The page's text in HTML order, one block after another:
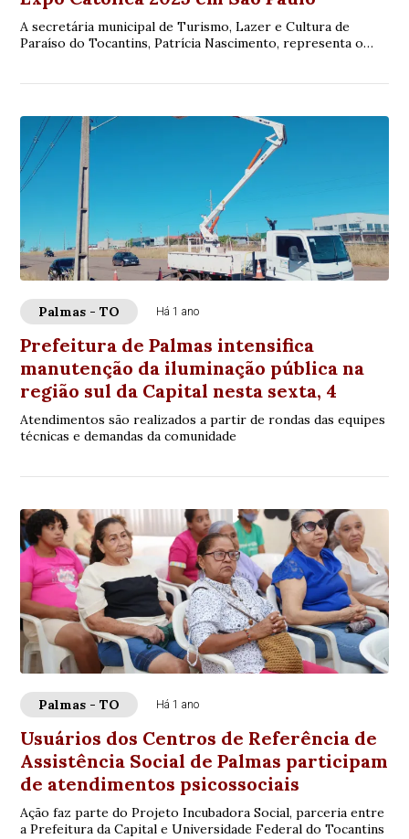
A secretária municipal de Turismo, Lazer e Cultura de
Paraíso do Tocantins, Patrícia Nascimento, representa o
Palmas - TO Há 1 ano
Prefeitura de Palmas intensifica
manutenção da iluminação pública na
região sul da Capital nesta sexta, 4
Atendimentos são realizados a partir de rondas das equipes
técnicas e demandas da comunidade
Palmas - TO Há 1 ano
Usuários dos Centros de Referência de
Assistência Social de Palmas participam
de atendimentos psicossociais
Ação faz parte do Projeto Incubadora Social, parceria entre
a Prefeitura da Capital e Universidade Federal do Tocantins